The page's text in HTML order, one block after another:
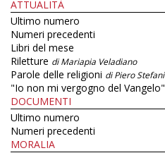
ATTUALITÀ
Ultimo numero
Numeri precedenti
Libri del mese
Riletture di Mariapia Veladiano
Parole delle religioni di Piero Stefani
"Io non mi vergogno del Vangelo"
DOCUMENTI
Ultimo numero
Numeri precedenti
MORALIA